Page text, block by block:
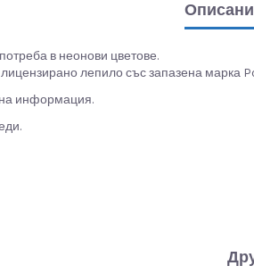
в неонови цветове.
лепило със запазена марка
информация.